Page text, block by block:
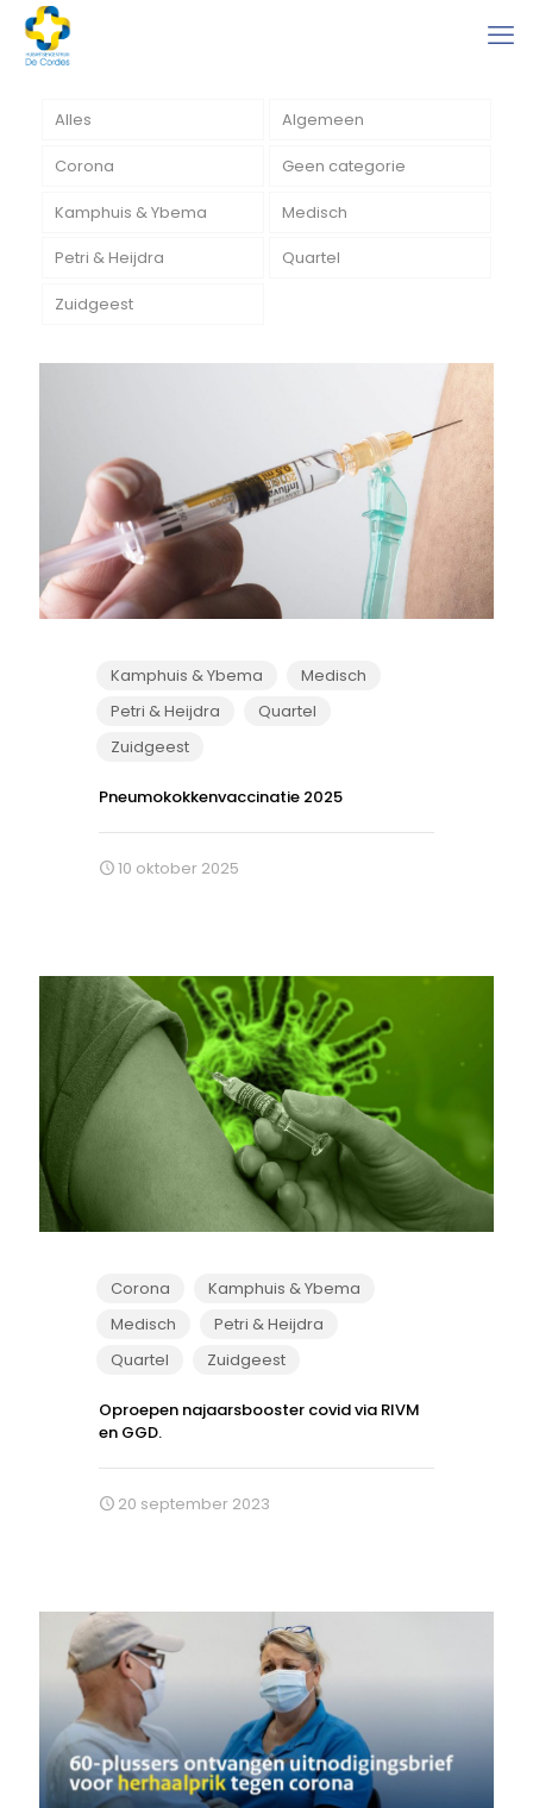
Alles Algemeen
Corona Geen categorie
Kamphuis & Ybema Medisch
Petri & Heijdra Quartel
Zuidgeest
Kamphuis & Ybema
Medisch
Petri & Heijdra
Quartel
Zuidgeest
Pneumokokkenvaccinatie 2025
10 oktober 2025
Corona
Kamphuis & Ybema
Medisch
Petri & Heijdra
Quartel
Zuidgeest
Oproepen najaarsbooster covid via RIVM
en GGD.
20 september 2023